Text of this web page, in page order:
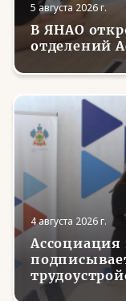
5 августа 2026 г.
В ЯНАО
отделений
4 августа 2026 г.
Ассоциация
занятости в